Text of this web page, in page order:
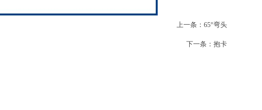
上一条： 65°弯头
下一条： 抱卡